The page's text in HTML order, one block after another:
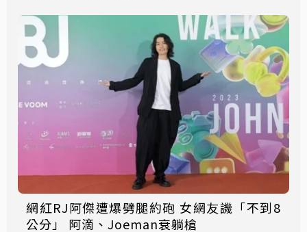
網紅RJ阿傑遭爆劈腿約砲 女網友譏「不到8
公分」 阿滴、Joeman衰躺槍